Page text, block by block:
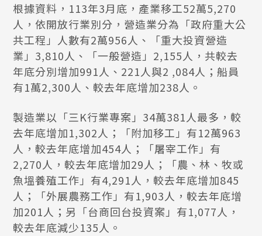
根據資料，113年3月底，產業移工52萬5,270
人，依開放行業別分，營造業分為「政府重大公
共工程」人數有2萬956人、「重大投資營造
業」3,810人、「一般營造」2,155人，共較去
年底分別增加991人、221人與2 ,084人；船員
有1萬2,300人、較去年底增加238人。
製造業以「三K行業專案」34萬381人最多，較
去年底增加1,302人；「附加移工」有12萬963
人，較去年底增加454人；「屠宰工作」有
2,270人，較去年底增加29人；「農、林、牧或
魚塭養殖工作」有4,291人，較去年底增加845
人；「外展農務工作」有1,903人，較去年底增
加201人；另「台商回台投資案」有1,077人，
較去年底減少135人。